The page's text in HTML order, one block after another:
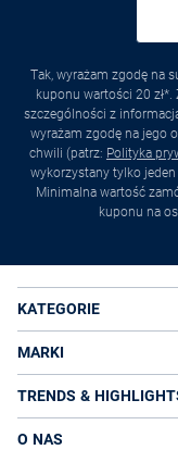
Tak, wyrażam zgodę na
kuponu wartości 20 zł*.
szczególności z
wyrażam zgodę na jego
chwili (patrz: Polityka
wykorzystany tylko
Minimalna wartość
kuponu na
KATEGORIE
MARKI
TRENDS &
O NAS